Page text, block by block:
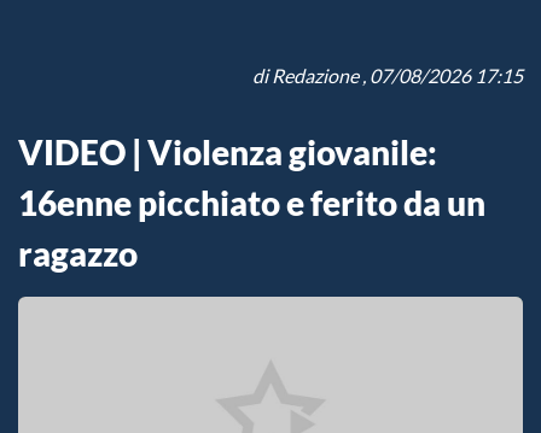
diRedazione, 07/08/2026 17:15
VIDEO | Violenza giovanile:
16enne picchiato e ferito da un
ragazzo